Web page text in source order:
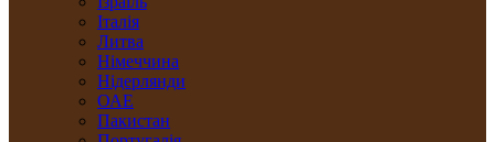
Італія
Литва
Німеччина
Нідерлянди
ОАЕ
Пакистан